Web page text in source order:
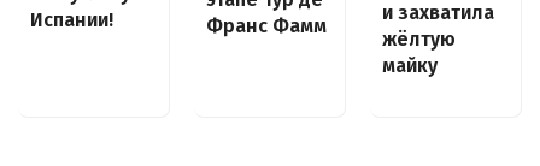
Испании!
Франс Фамм
и захватила
жёлтую
майку